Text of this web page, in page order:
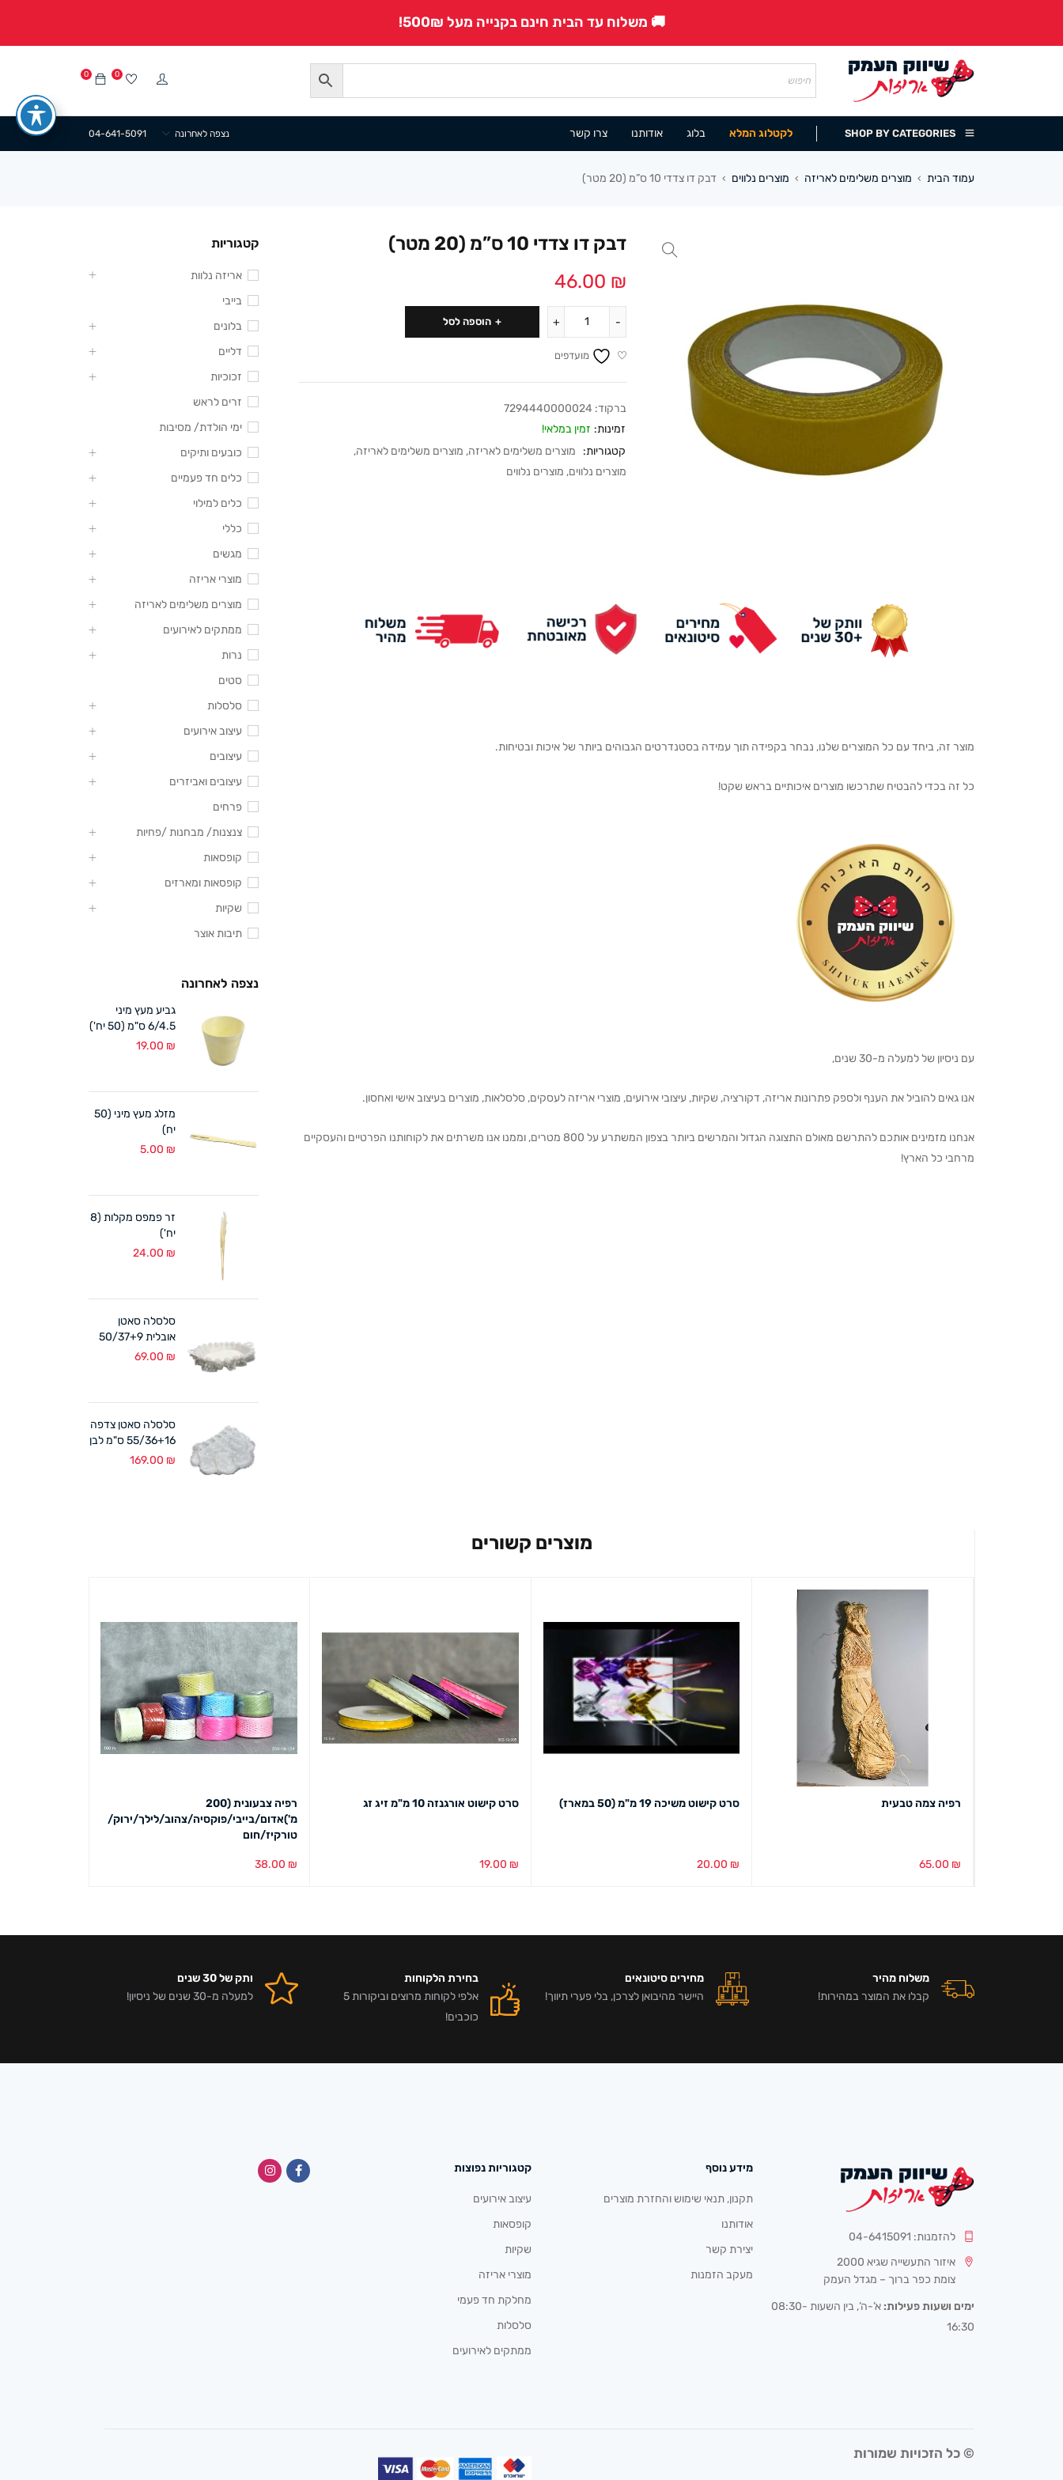
🚚 משלוח עד הבית חינם בקנייה מעל 500₪!
0 0
SHOP BY CATEGORIES לקטלוג המלא בלוג אודותנו צרו קשר 04-641-5091 נצפה לאחרונה
עמוד הבית › מוצרים משלימים לאריזה › מוצרים נלווים › דבק דו צדדי 10 ס”מ (20 מטר)
דבק דו צדדי 10 ס”מ (20 מטר)
46.00 ₪
הוספה לסל
מועדפים
ברקוד: 7294440000024
זמינות: זמין במלאי!
קטגוריות:
מוצרים משלימים לאריזה, מוצרים משלימים לאריזה,
מוצרים נלווים, מוצרים נלווים
מוצר זה, ביחד עם כל המוצרים שלנו, נבחר בקפידה תוך עמידה בסטנדרטים הגבוהים ביותר של איכות ובטיחות.
כל זה בכדי להבטיח שתרכשו מוצרים איכותיים בראש שקט!
עם ניסיון של למעלה מ-30 שנים,
אנו גאים להוביל את הענף ולספק פתרונות אריזה, דקורציה, שקיות, עיצובי אירועים, מוצרי אריזה לעסקים, סלסלאות, מוצרים בעיצוב אישי ואחסון.
אנחנו מזמינים אותכם להתרשם מאולם התצוגה הגדול והמרשים ביותר בצפון המשתרע על 800 מטרים, וממנו אנו משרתים את לקוחותנו הפרטיים והעסקיים
מרחבי כל הארץ!
קטגוריות
אריזה נלוות
בייבי
בלונים
דליים
זכוכיות
זרים לראש
ימי הולדת/ מסיבות
כובעים ותיקים
כלים חד פעמיים
כלים למילוי
כללי
מגשים
מוצרי אריזה
מוצרים משלימים לאריזה
ממתקים לאירועים
נרות
סטים
סלסלות
עיצוב אירועים
עיצובים
עיצובים ואביזרים
פרחים
צנצנות/ מבחנות /פחיות
קופסאות
קופסאות ומארזים
שקיות
תיבות אוצר
נצפה לאחרונה
גביע מעץ מיני
6/4.5 ס"מ (50 יח')
19.00 ₪
מזלג מעץ מיני (50
יח)
5.00 ₪
זר פמפס מקלות (8
יח')
24.00 ₪
סלסלה סאטן
אובלית 50/37+9
ס"מ לבן
69.00 ₪
סלסלה סאטן צדפה
55/36+16 ס"מ לבן
169.00 ₪
מוצרים קשורים
רפיה צמה טבעית
65.00 ₪
סרט קישוט משיכה 19 מ"מ (50 במארז)
20.00 ₪
סרט קישוט אורגנזה 10 מ"מ זיג זג
19.00 ₪
רפיה צבעונית (200
מ')אדום/בייבי/פוקסיה/צהוב/לילך/ירוק/
טורקיז/חום
38.00 ₪
משלוח מהיר
קבלו את המוצר במהירות!
מחירים סיטונאים
היישר מהיבואן לצרכן, בלי פערי תיווך!
בחירת הלקוחות
אלפי לקוחות מרוצים וביקורות 5
כוכבים!
ותק של 30 שנים
למעלה מ-30 שנים של ניסיון!
להזמנות: 04-6415091
איזור התעשייה שגיא 2000
צומת כפר ברוך – מגדל העמק
ימים ושעות פעילות:
א’-ה’, בין השעות 08:30-
16:30
מידע נוסף
תקנון, תנאי שימוש והחזרת מוצרים
אודותנו
יצירת קשר
מעקב הזמנות
קטגוריות נפוצות
עיצוב אירועים
קופסאות
שקיות
מוצרי אריזה
מחלקת חד פעמי
סלסלות
ממתקים לאירועים
© כל הזכויות שמורות